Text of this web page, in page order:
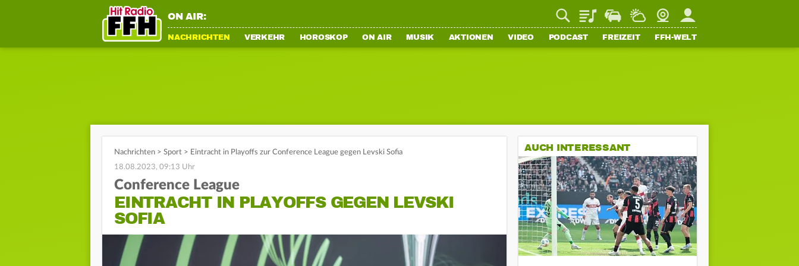
ON AIR: PlaylistStaupilotWetterWebcamMein FFH
NACHRICHTEN VERKEHR HOROSKOP ON AIR MUSIK AKTIONEN VIDEO PODCAST FREIZEIT FFH-WELT
Nachrichten > Sport > Eintracht in Playoffs zur Conference League gegen Levski Sofia
18.08.2023, 09:13 Uhr
Conference League
EINTRACHT IN PLAYOFFS GEGEN LEVSKI
SOFIA
AUCH INTERESSANT